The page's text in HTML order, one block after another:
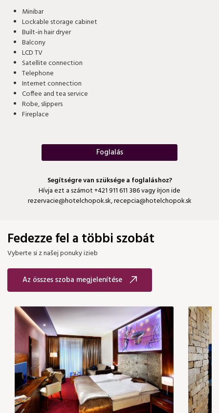
Minibar
Lockable storage cabinet
Built-in hair dryer
Balcony
LCD TV
Satellite connection
Telephone
Internet connection
Coffee and tea service
Robe, slippers
Fireplace
Foglalás
Segítségre van szüksége a foglaláshoz?
Hívja ezt a számot+421 911 611 386vagy írjon ide
rezervacie@hotelchopok.sk, recepcia@hotelchopok.sk
Fedezze fel a többi szobát
Vyberte si z našej ponuky izieb
Az összes szoba megjelenítése